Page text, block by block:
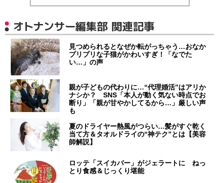
オトナンサー編集部 関連記事
見つめられるとなぜか転がっちゃう…おなか
プリプリな子猫がかわいすぎ！「なでた
い…」の声
親が子どもの代わりに…“代理婚活”はアリか
ナシか？ SNS「本人が動く気ない時点でお
断り」「親が甘やかしてるから…」厳しい声
も
夏のドライヤー熱風がつらい…髪がすぐ乾く
当て方＆タオルドライの“神テク”とは【美容
師解説】
ロッテ「スイカバー」がジェラートに ねっ
とり食感＆じっくり堪能